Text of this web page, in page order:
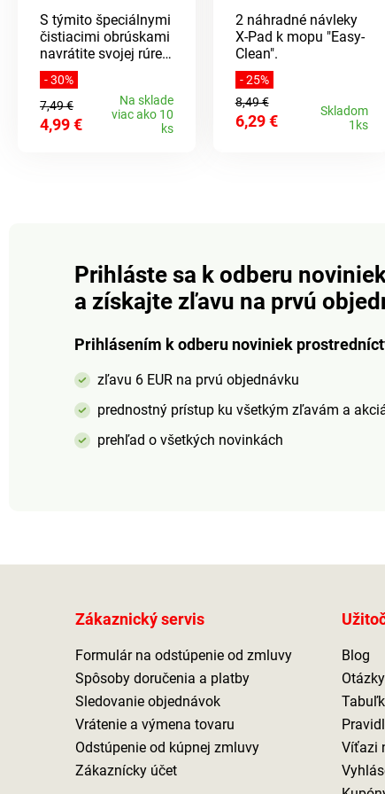
S týmito špeciálnymi
čistiacimi obrúskami
navrátite svojej rúre
opäť vysoký lesk.
Zvyšky tuku a
pripálené miesta
ľahko odstránite a
zostane len svieža
- 30%
7,49 €
4,99 €
Na sklade
viac ako 10
ks
2 náhradné návleky
X-Pad k mopu "Easy-
Clean".
- 25%
8,49 €
6,29 €
Skladom
1ks
Prihláste sa k odberu
a získajte zľavu na prvú
Prihlásením k odberu noviniek
zľavu 6 EUR na prvú objednávku
prednostný prístup ku všetkým zľavám a
prehľad o všetkých novinkách
Zákaznický servis
Formulár na odstúpenie od zmluvy
Spôsoby doručenia a platby
Sledovanie objednávok
Vrátenie a výmena tovaru
Odstúpenie od kúpnej zmluvy
Zákaznícky účet
Blog
Víťazi